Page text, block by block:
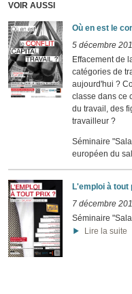
VOIR AUSSI
Où en est le
5 décembre
Effacement de
catégories de
aujourd'hui ?
classe dans ce
du travail, des
travailleur ?
Séminaire
européen du
L'emploi à tout
7 décembre
Séminaire
Lire la suite